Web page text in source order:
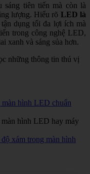
sáng tiên tiến mà còn là
lượng. Hiểu rõ LED là
dụng tối đa lợi ích mà
trong công nghệ LED,
xanh và sáng sủa hơn.
những thông tin thú vị
hình LED chuẩn
màn hình LED hay máy
xám trong màn hình